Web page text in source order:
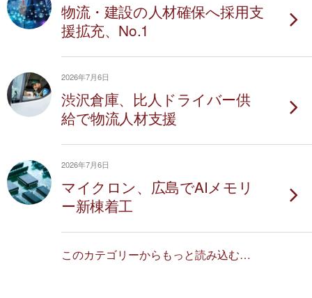
物流・建設の人材確保へ採用支
援拡充、No.1
2026年7月6日
渋沢倉庫、比人ドライバー供
給で物流人材支援
2026年7月6日
マイクロン、広島でAIメモリ
ー新棟着工
このカテゴリーからもっと読み込む…